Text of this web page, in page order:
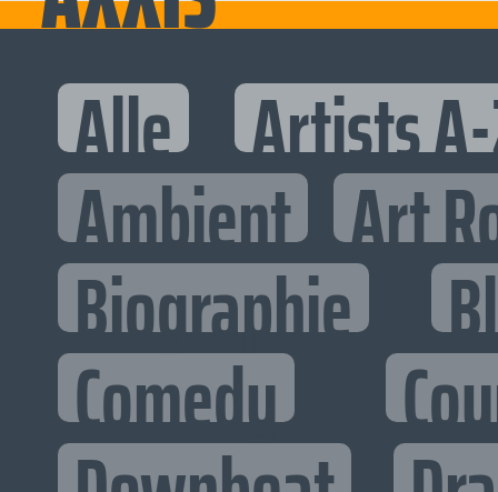
Alle Artists
Ambient Art
Biographie
Comedy